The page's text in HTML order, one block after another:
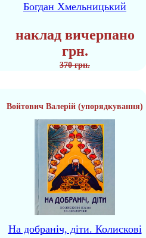
Богдан Хмельницький
наклад вичерпано
грн.
370 грн.
Войтович Валерій (упорядкування)
На добраніч, діти. Колискові